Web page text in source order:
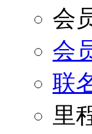
会
会
联
里